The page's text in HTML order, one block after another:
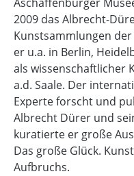
2009 das Albrecht-
Kunstsammlungen
er u.a. in Berlin,
als wissenschaftlicher
a.d. Saale. Der
Experte forscht und
Albrecht Dürer und
kuratierte er große
Das große Glück.
Aufbruchs.